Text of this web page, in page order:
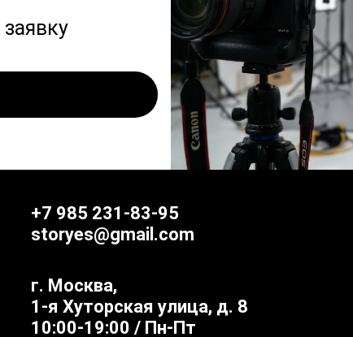
+7 985 231-83-95
storyes@gmail.com
г. Москва,
1-я Хуторская улица, д. 8
10:00-19:00 / Пн-Пт